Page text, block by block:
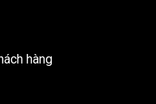
hàng